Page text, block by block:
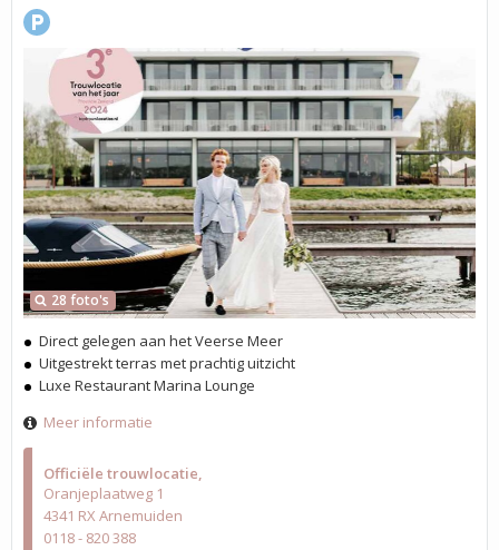
Officiële trouwlocatie
Oranjeplaatweg 1
4341 RX Arnemuiden
0118 - 820 388
28 foto's
Direct gelegen aan het Veerse Meer
Uitgestrekt terras met prachtig uitzicht
Luxe Restaurant Marina Lounge
Meer informatie